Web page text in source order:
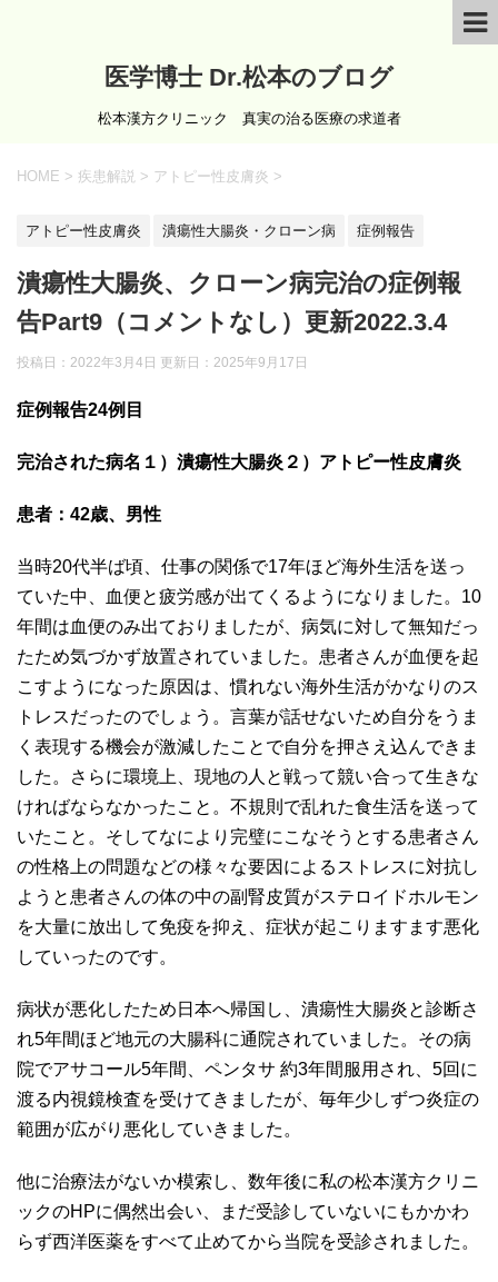
医学博士 Dr.松本のブログ
松本漢方クリニック 真実の治る医療の求道者
HOME > 疾患解説 > アトピー性皮膚炎 >
アトピー性皮膚炎 潰瘍性大腸炎・クローン病 症例報告
潰瘍性大腸炎、クローン病完治の症例報
告Part9（コメントなし）更新2022.3.4
投稿日：2022年3月4日 更新日： 2025年9月17日
症例報告24例目
完治された病名１）潰瘍性大腸炎２）アトピー性皮膚炎
患者：42歳、男性
当時20代半ば頃、仕事の関係で17年ほど海外生活を送っ
ていた中、血便と疲労感が出てくるようになりました。10
年間は血便のみ出ておりましたが、病気に対して無知だっ
たため気づかず放置されていました。患者さんが血便を起
こすようになった原因は、慣れない海外生活がかなりのス
トレスだったのでしょう。言葉が話せないため自分をうま
く表現する機会が激減したことで自分を押さえ込んできま
した。さらに環境上、現地の人と戦って競い合って生きな
ければならなかったこと。不規則で乱れた食生活を送って
いたこと。そしてなにより完璧にこなそうとする患者さん
の性格上の問題などの様々な要因によるストレスに対抗し
ようと患者さんの体の中の副腎皮質がステロイドホルモン
を大量に放出して免疫を抑え、症状が起こりますます悪化
していったのです。
病状が悪化したため日本へ帰国し、潰瘍性大腸炎と診断さ
れ5年間ほど地元の大腸科に通院されていました。その病
院でアサコール5年間、ペンタサ 約3年間服用され、5回に
渡る内視鏡検査を受けてきましたが、毎年少しずつ炎症の
範囲が広がり悪化していきました。
他に治療法がないか模索し、数年後に私の松本漢方クリニ
ックのHPに偶然出会い、まだ受診していないにもかかわ
らず西洋医薬をすべて止めてから当院を受診されました。